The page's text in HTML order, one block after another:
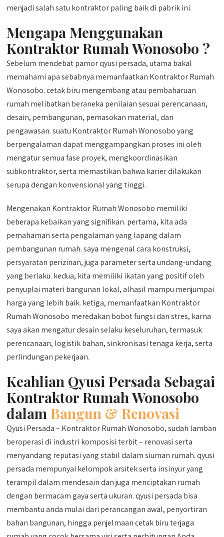
menjadi salah satu kontraktor paling baik di pabrik ini.
Mengapa Menggunakan
Kontraktor Rumah Wonosobo ?
Sebelum mendebat pamor qyusi persada, utama bakal
memahami apa sebabnya memanfaatkan Kontraktor Rumah
Wonosobo. cetak biru mengembang atau pembaharuan
rumah melibatkan beraneka penilaian sesuai perencanaan,
desain, pembangunan, pemasokan material, dan
pengawasan. suatu Kontraktor Rumah Wonosobo yang
berpengalaman dapat menggampangkan proses ini oleh
mengatur semua fase proyek, mengkoordinasikan
subkontraktor, serta memastikan bahwa karier dilakukan
serupa dengan konvensional yang tinggi.
Mengenakan Kontraktor Rumah Wonosobo memiliki
beberapa kebaikan yang signifikan. pertama, kita ada
pemahaman serta pengalaman yang lapang dalam
pembangunan rumah. saya mengenal cara konstruksi,
persyaratan perizinan, juga parameter serta undang-undang
yang berlaku. kedua, kita memiliki ikatan yang positif oleh
penyuplai materi bangunan lokal, alhasil mampu menjumpai
harga yang lebih baik. ketiga, memanfaatkan Kontraktor
Rumah Wonosobo meredakan bobot fungsi dan stres, karna
saya akan mengatur desain selaku keseluruhan, termasuk
perencanaan, logistik bahan, sinkronisasi tenaga kerja, serta
perlindungan pekerjaan.
Keahlian Qyusi Persada Sebagai
Kontraktor Rumah Wonosobo
dalam Bangun & Renovasi
Qyusi Persada – Kontraktor Rumah Wonosobo, sudah lamban
beroperasi di industri komposisi terbit – renovasi serta
menyandang reputasi yang stabil dalam siuman rumah. qyusi
persada mempunyai kelompok arsitek serta insinyur yang
terampil dalam mendesain dan juga menciptakan rumah
dengan bermacam gaya serta ukuran. qyusi persada bisa
membantu anda mulai dari perancangan awal, penyortiran
bahan bangunan, hingga penjelmaan cetak biru terjaga